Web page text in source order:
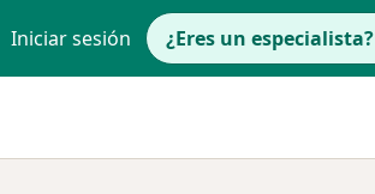
Iniciar sesión ¿Eres un especialista?